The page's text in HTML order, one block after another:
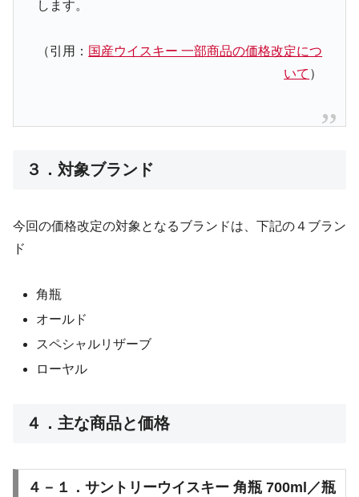
します。
（引用： 国産ウイスキー 一部商品の価格改定につ
いて ）
３．対象ブランド
今回の価格改定の対象となるブランドは、下記の４ブラン
ド
角瓶
オールド
スペシャルリザーブ
ローヤル
４．主な商品と価格
４－１．サントリーウイスキー 角瓶 700ml／瓶